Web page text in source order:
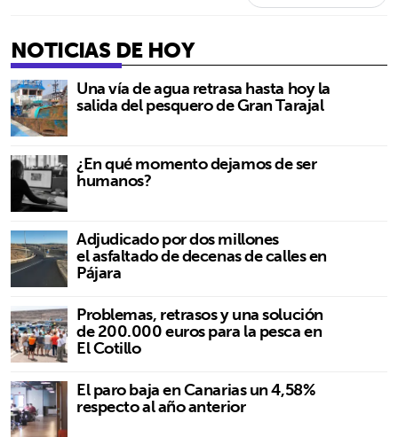
NOTICIAS DE HOY
Una vía de agua retrasa hasta hoy la
salida del pesquero de Gran Tarajal
¿En qué momento dejamos de ser
humanos?
Adjudicado por dos millones
el asfaltado de decenas de calles en
Pájara
Problemas, retrasos y una solución
de 200.000 euros para la pesca en
El Cotillo
El paro baja en Canarias un 4,58%
respecto al año anterior